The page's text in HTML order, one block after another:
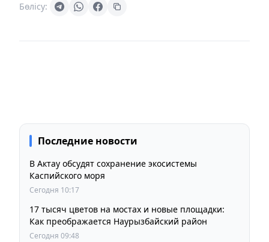
Бөлісу:
Последние новости
В Актау обсудят сохранение экосистемы
Каспийского моря
Сегодня 10:17
17 тысяч цветов на мостах и новые площадки:
Как преображается Наурызбайский район
Сегодня 09:48